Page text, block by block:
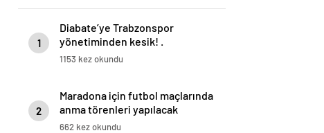
1
Diabate’ye Trabzonspor
yönetiminden kesik! .
1153 kez okundu
2
Maradona için futbol maçlarında
anma törenleri yapılacak
662 kez okundu